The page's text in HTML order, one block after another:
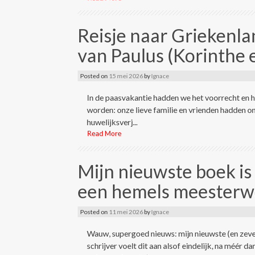
Reisje naar
van Paulus (Korinthe
Posted on 15 mei 2026by Ignace
In de paasvakantie hadden we het voorrecht en
worden: onze lieve familie en vrienden hadden
huwelijksverj...
Read More
Mijn nieuwste boek
een hemels
Posted on 11 mei 2026by Ignace
Wauw, supergoed nieuws: mijn nieuwste (en
schrijver voelt dit aan alsof eindelijk, na méér